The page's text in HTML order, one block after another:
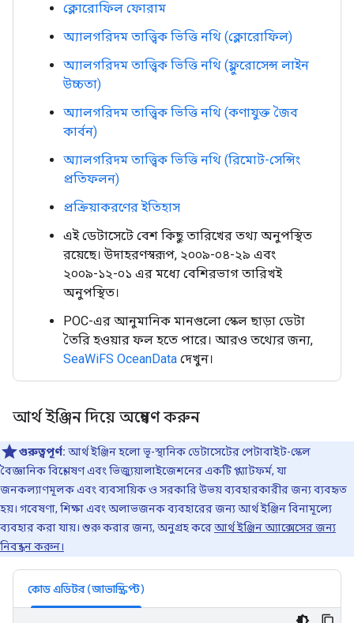
ক্লোরোফিল ফোরাম
অ্যালগরিদম তাত্ত্বিক ভিত্তি নথি (ক্লোরোফিল)
অ্যালগরিদম তাত্ত্বিক ভিত্তি নথি (ফ্লুরোসেন্স লাইন
উচ্চতা)
অ্যালগরিদম তাত্ত্বিক ভিত্তি নথি (কণাযুক্ত জৈব
কার্বন)
অ্যালগরিদম তাত্ত্বিক ভিত্তি নথি (রিমোট-সেন্সিং
প্রতিফলন)
প্রক্রিয়াকরণের ইতিহাস
এই ডেটাসেটে বেশ কিছু তারিখের তথ্য অনুপস্থিত
রয়েছে। উদাহরণস্বরূপ, ২০০৯-০৪-২৯ এবং
২০০৯-১২-০১ এর মধ্যে বেশিরভাগ তারিখই
অনুপস্থিত।
POC-এর আনুমানিক মানগুলো স্কেল ছাড়া ডেটা
তৈরি হওয়ার ফল হতে পারে। আরও তথ্যের জন্য,
SeaWiFS OceanData দেখুন।
আর্থ ইঞ্জিন দিয়ে অন্বেষণ করুন
গুরুত্বপূর্ণ: আর্থ ইঞ্জিন হলো ভূ-স্থানিক ডেটাসেটের পেটাবাইট-স্কেল
বৈজ্ঞানিক বিশ্লেষণ এবং ভিজ্যুয়ালাইজেশনের একটি প্ল্যাটফর্ম, যা
জনকল্যাণমূলক এবং ব্যবসায়িক ও সরকারি উভয় ব্যবহারকারীর জন্য ব্যবহৃত
হয়। গবেষণা, শিক্ষা এবং অলাভজনক ব্যবহারের জন্য আর্থ ইঞ্জিন বিনামূল্যে
ব্যবহার করা যায়। শুরু করার জন্য, অনুগ্রহ করেআর্থ ইঞ্জিন অ্যাক্সেসের জন্য
নিবন্ধন করুন।
কোড এডিটর (জাভাস্ক্রিপ্ট)